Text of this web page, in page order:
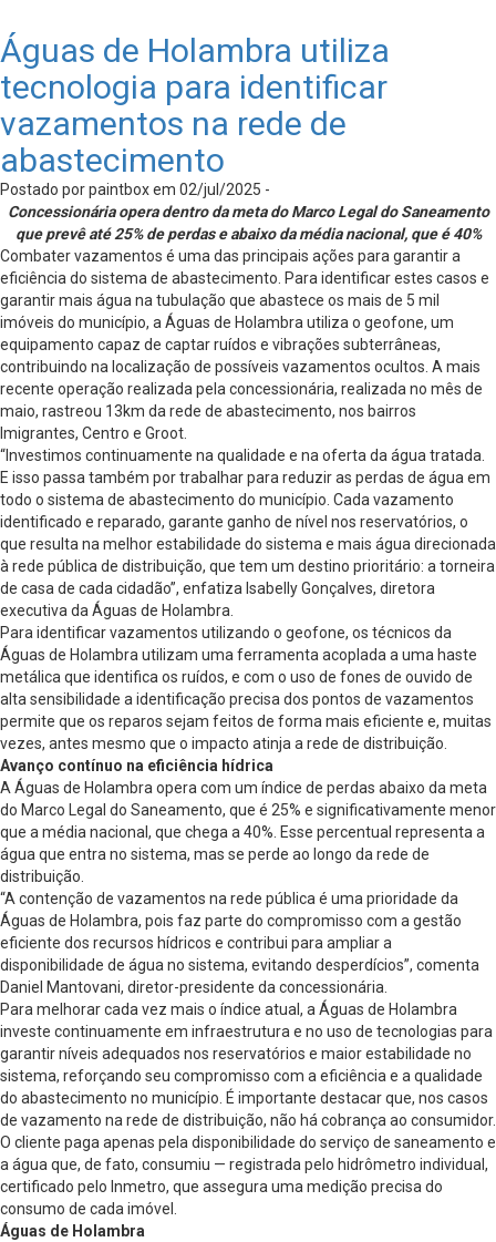
Águas de Holambra utiliza
tecnologia para identificar
vazamentos na rede de
abastecimento
Postado por paintbox em 02/jul/2025 -
Concessionária opera dentro da meta do Marco Legal do Saneamento
que prevê até 25% de perdas e abaixo da média nacional, que é 40%
Combater vazamentos é uma das principais ações para garantir a
eficiência do sistema de abastecimento. Para identificar estes casos e
garantir mais água na tubulação que abastece os mais de 5 mil
imóveis do município, a Águas de Holambra utiliza o geofone, um
equipamento capaz de captar ruídos e vibrações subterrâneas,
contribuindo na localização de possíveis vazamentos ocultos. A mais
recente operação realizada pela concessionária, realizada no mês de
maio, rastreou 13km da rede de abastecimento, nos bairros
Imigrantes, Centro e Groot.
“Investimos continuamente na qualidade e na oferta da água tratada.
E isso passa também por trabalhar para reduzir as perdas de água em
todo o sistema de abastecimento do município. Cada vazamento
identificado e reparado, garante ganho de nível nos reservatórios, o
que resulta na melhor estabilidade do sistema e mais água direcionada
à rede pública de distribuição, que tem um destino prioritário: a torneira
de casa de cada cidadão”, enfatiza Isabelly Gonçalves, diretora
executiva da Águas de Holambra.
Para identificar vazamentos utilizando o geofone, os técnicos da
Águas de Holambra utilizam uma ferramenta acoplada a uma haste
metálica que identifica os ruídos, e com o uso de fones de ouvido de
alta sensibilidade a identificação precisa dos pontos de vazamentos
permite que os reparos sejam feitos de forma mais eficiente e, muitas
vezes, antes mesmo que o impacto atinja a rede de distribuição.
Avanço contínuo na eficiência hídrica
A Águas de Holambra opera com um índice de perdas abaixo da meta
do Marco Legal do Saneamento, que é 25% e significativamente menor
que a média nacional, que chega a 40%. Esse percentual representa a
água que entra no sistema, mas se perde ao longo da rede de
distribuição.
“A contenção de vazamentos na rede pública é uma prioridade da
Águas de Holambra, pois faz parte do compromisso com a gestão
eficiente dos recursos hídricos e contribui para ampliar a
disponibilidade de água no sistema, evitando desperdícios”, comenta
Daniel Mantovani, diretor-presidente da concessionária.
Para melhorar cada vez mais o índice atual, a Águas de Holambra
investe continuamente em infraestrutura e no uso de tecnologias para
garantir níveis adequados nos reservatórios e maior estabilidade no
sistema, reforçando seu compromisso com a eficiência e a qualidade
do abastecimento no município. É importante destacar que, nos casos
de vazamento na rede de distribuição, não há cobrança ao consumidor.
O cliente paga apenas pela disponibilidade do serviço de saneamento e
a água que, de fato, consumiu — registrada pelo hidrômetro individual,
certificado pelo Inmetro, que assegura uma medição precisa do
consumo de cada imóvel.
Águas de Holambra